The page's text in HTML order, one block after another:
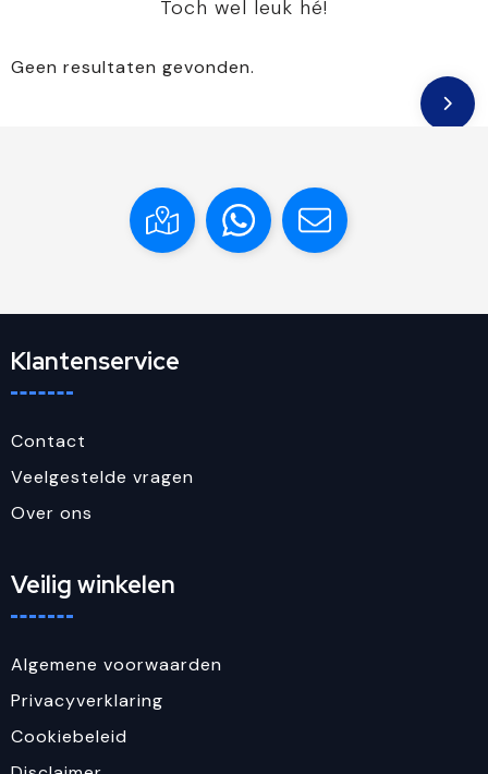
Toch wel leuk hé!
Geen resultaten gevonden.
Klantenservice
Contact
Veelgestelde vragen
Over ons
Veilig winkelen
Algemene voorwaarden
Privacyverklaring
Cookiebeleid